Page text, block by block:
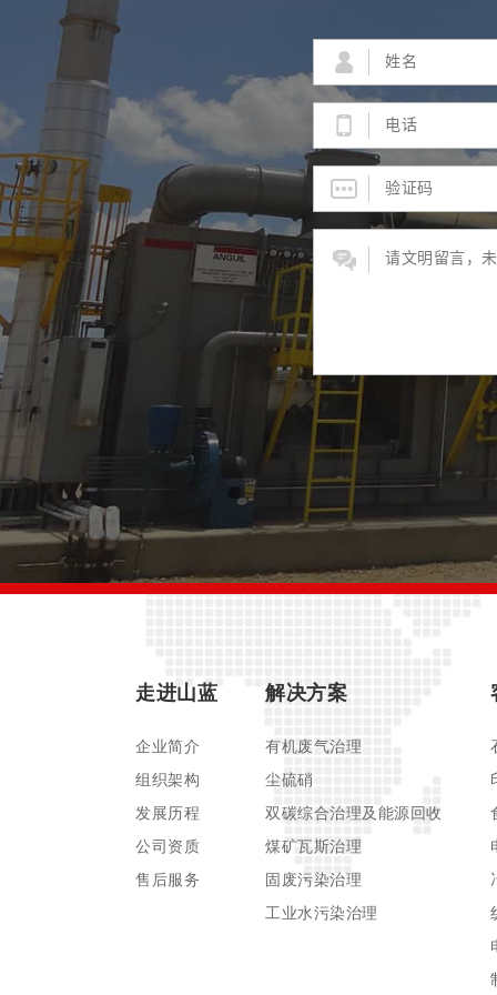
走进山蓝
企业简介
组织架构
发展历程
公司资质
售后服务
解决方案
有机废气治理
尘硫硝
双碳综合治理及能源回收
煤矿瓦斯治理
固废污染治理
工业水污染治理